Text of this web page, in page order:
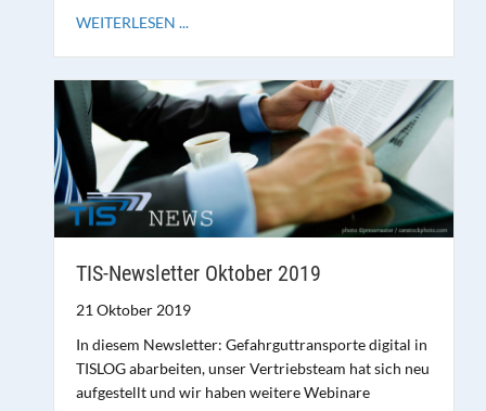
WEITERLESEN ...
TIS-Newsletter Oktober 2019
21 Oktober 2019
In diesem Newsletter: Gefahrguttransporte digital in
TISLOG abarbeiten, unser Vertriebsteam hat sich neu
aufgestellt und wir haben weitere Webinare